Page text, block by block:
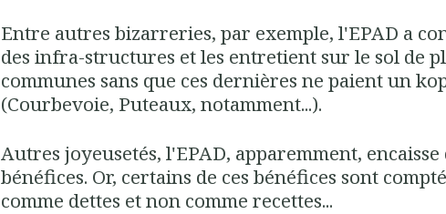
Entre autres bizarreries, par exemple, l'EPAD a
des infra-structures et les entretient sur le sol de
communes sans que ces dernières ne paient un
(Courbevoie, Puteaux, notamment...).
Autres joyeusetés, l'EPAD, apparemment, encaisse
bénéfices. Or, certains de ces bénéfices sont
comme dettes et non comme recettes...